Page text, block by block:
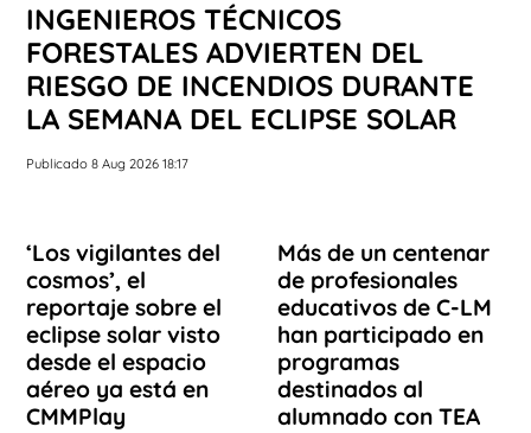
INGENIEROS TÉCNICOS
FORESTALES ADVIERTEN DEL
RIESGO DE INCENDIOS DURANTE
LA SEMANA DEL ECLIPSE SOLAR
Publicado 8 Aug 2026 18:17
‘Los vigilantes del
cosmos’, el
reportaje sobre el
eclipse solar visto
desde el espacio
aéreo ya está en
CMMPlay
Más de un centenar
de profesionales
educativos de C-LM
han participado en
programas
destinados al
alumnado con TEA